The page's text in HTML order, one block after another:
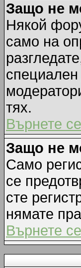
Защо не
Някой
само на
тях.
Върнете
Защо не
Само
се
сте
нямате
Върнете